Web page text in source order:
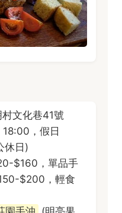
文化巷41號
，假日
休日)
$160，單品手
$200，輕食